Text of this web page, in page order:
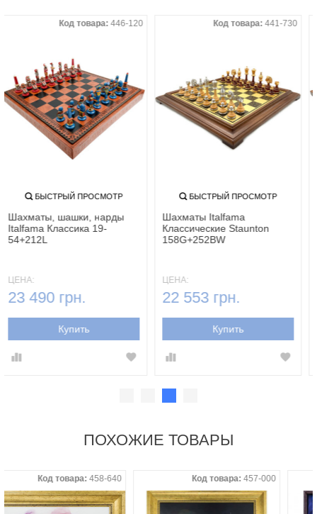
Код товара:446-120
БЫСТРЫЙ ПРОСМОТР
Шахматы, шашки, нарды
Italfama Классика 19-
54+212L
ЦЕНА:
23 490 грн.
Купить
Код товара:441-730
БЫСТРЫЙ ПРОСМОТР
Шахматы Italfama
Классические Staunton
158G+252BW
ЦЕНА:
22 553 грн.
Купить
ПОХОЖИЕ ТОВАРЫ
Код товара:458-640 Код товара:457-000